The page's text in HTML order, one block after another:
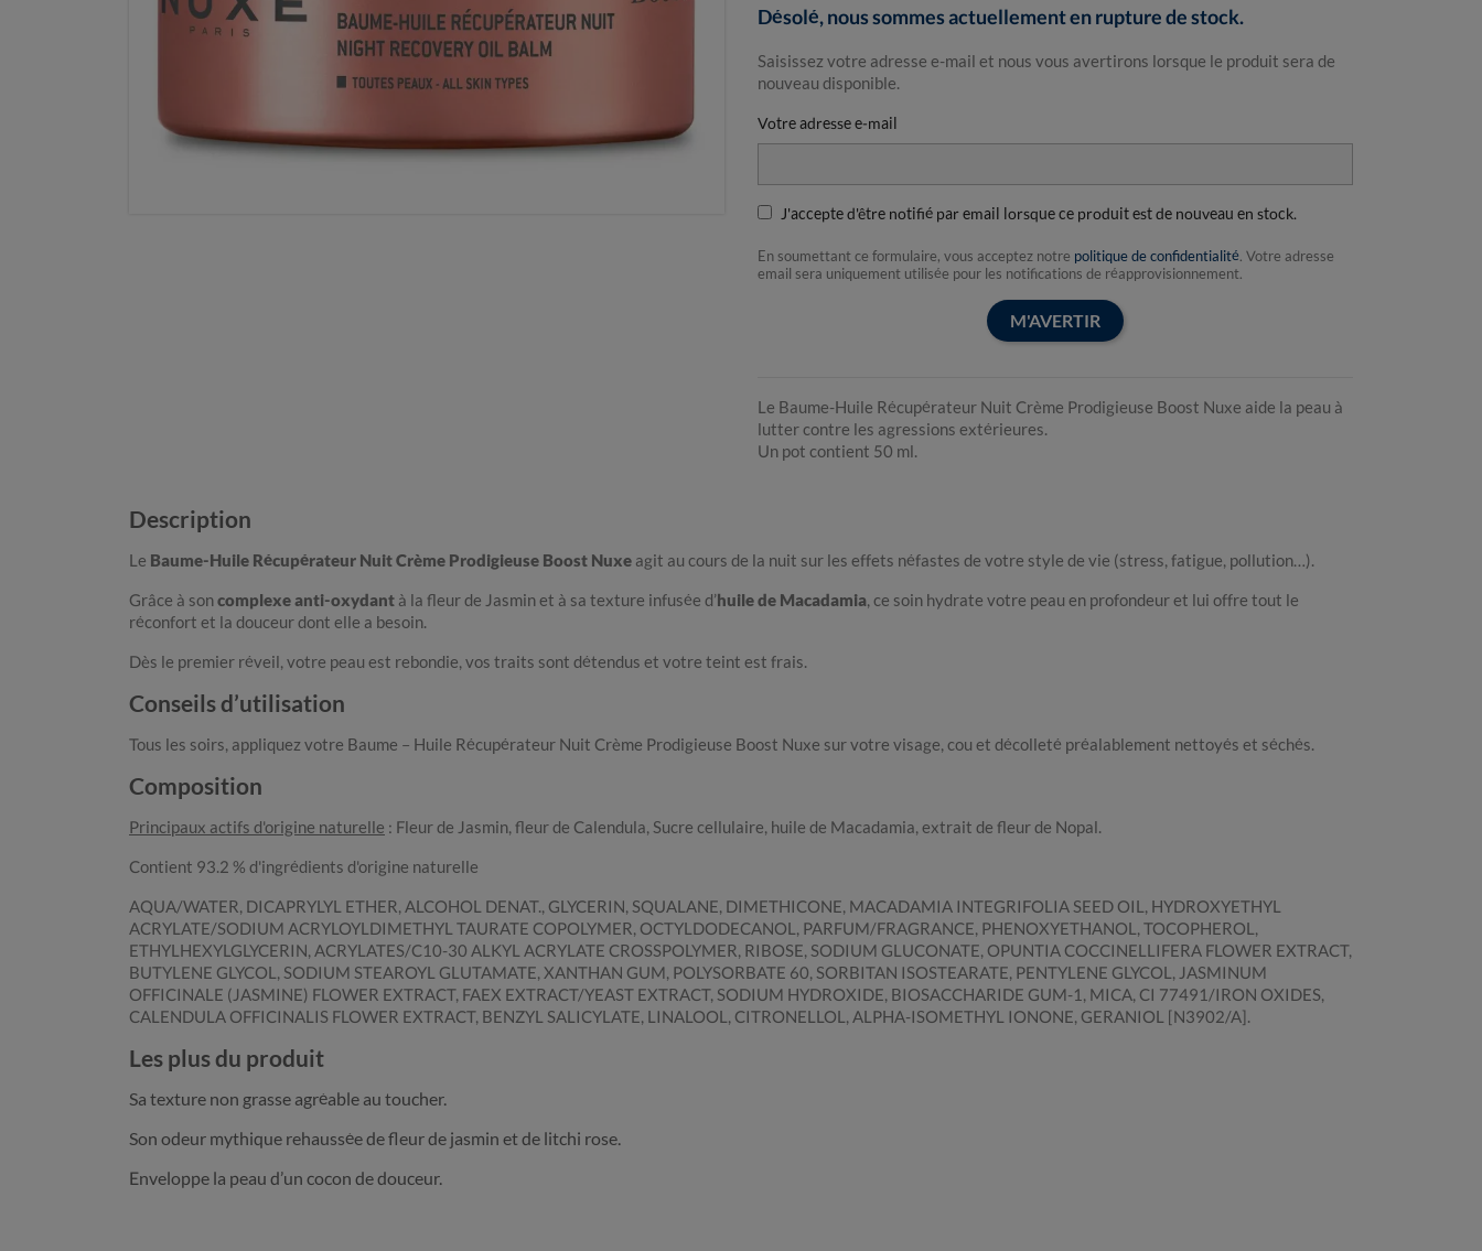
Désolé, nous sommes actuellement en rupture de stock.
Saisissez votre adresse e-mail et nous vous avertirons lorsque le produit sera de
nouveau disponible.
Votre adresse e-mail
J'accepte d'être notifié par email lorsque ce produit est de nouveau en stock.
En soumettant ce formulaire, vous acceptez notre politique de confidentialité. Votre adresse
email sera uniquement utilisée pour les notifications de réapprovisionnement.
M'AVERTIR
Le Baume-Huile Récupérateur Nuit Crème Prodigieuse Boost Nuxe aide la peau à
lutter contre les agressions extérieures.
Un pot contient 50 ml.
Description
Le Baume-Huile Récupérateur Nuit Crème Prodigieuse Boost Nuxe agit au cours de la nuit sur les effets néfastes de votre style de vie (stress, fatigue, pollution…).
Grâce à soncomplexe anti-oxydant à la fleur de Jasmin et à sa texture infusée d’huile de Macadamia, ce soin hydrate votre peau en profondeur et lui offre tout le
réconfort et la douceur dont elle a besoin.
Dès le premier réveil, votre peau est rebondie, vos traits sont détendus et votre teint est frais.
Conseils d’utilisation
Tous les soirs, appliquez votre Baume – Huile Récupérateur Nuit Crème Prodigieuse Boost Nuxe sur votre visage, cou et décolleté préalablement nettoyés et séchés.
Composition
Principaux actifs d'origine naturelle : Fleur de Jasmin, fleur de Calendula, Sucre cellulaire, huile de Macadamia, extrait de fleur de Nopal.
Contient 93.2 % d'ingrédients d'origine naturelle
AQUA/WATER, DICAPRYLYL ETHER, ALCOHOL DENAT., GLYCERIN, SQUALANE, DIMETHICONE, MACADAMIA INTEGRIFOLIA SEED OIL, HYDROXYETHYL
ACRYLATE/SODIUM ACRYLOYLDIMETHYL TAURATE COPOLYMER, OCTYLDODECANOL, PARFUM/FRAGRANCE, PHENOXYETHANOL, TOCOPHEROL,
ETHYLHEXYLGLYCERIN, ACRYLATES/C10-30 ALKYL ACRYLATE CROSSPOLYMER, RIBOSE, SODIUM GLUCONATE, OPUNTIA COCCINELLIFERA FLOWER EXTRACT,
BUTYLENE GLYCOL, SODIUM STEAROYL GLUTAMATE, XANTHAN GUM, POLYSORBATE 60, SORBITAN ISOSTEARATE, PENTYLENE GLYCOL, JASMINUM
OFFICINALE (JASMINE) FLOWER EXTRACT, FAEX EXTRACT/YEAST EXTRACT, SODIUM HYDROXIDE, BIOSACCHARIDE GUM-1, MICA, CI 77491/IRON OXIDES,
CALENDULA OFFICINALIS FLOWER EXTRACT, BENZYL SALICYLATE, LINALOOL, CITRONELLOL, ALPHA-ISOMETHYL IONONE, GERANIOL [N3902/A].
Les plus du produit
Sa texture non grasse agréable au toucher.
Son odeur mythique rehaussée de fleur de jasmin et de litchi rose.
Enveloppe la peau d’un cocon de douceur.